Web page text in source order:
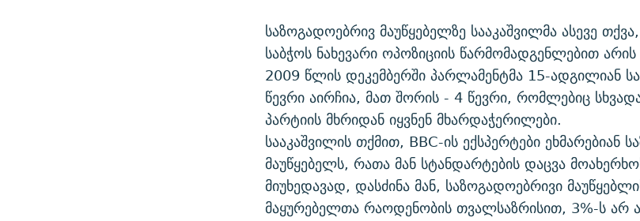
საზოგადოებრივ მაუწყებელზე სააკაშვილმა ასევე
საბჭოს ნახევარი ოპოზიციის წარმომადგენლებით
2009 წლის დეკემბერში პარლამენტმა 15-ადგილიან
წევრი აირჩია, მათ შორის - 4 წევრი, რომლებიც
პარტიის მხრიდან იყვნენ მხარდაჭერილები.
სააკაშვილის თქმით, BBC-ის ექსპერტები ეხმარებიან
მაუწყებელს, რათა მან სტანდარტების დაცვა
მიუხედავად, დასძინა მან, საზოგადოებრივი
მაყურებელთა რაოდენობის თვალსაზრისით, 3%-ს არ